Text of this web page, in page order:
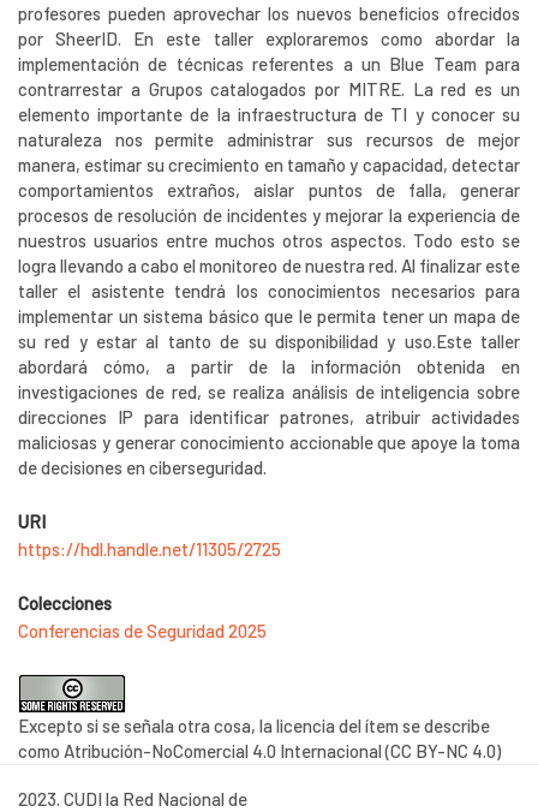
profesores pueden aprovechar los nuevos beneficios ofrecidos
por SheerID. En este taller exploraremos como abordar la
implementación de técnicas referentes a un Blue Team para
contrarrestar a Grupos catalogados por MITRE. La red es un
elemento importante de la infraestructura de TI y conocer su
naturaleza nos permite administrar sus recursos de mejor
manera, estimar su crecimiento en tamaño y capacidad, detectar
comportamientos extraños, aislar puntos de falla, generar
procesos de resolución de incidentes y mejorar la experiencia de
nuestros usuarios entre muchos otros aspectos. Todo esto se
logra llevando a cabo el monitoreo de nuestra red. Al finalizar este
taller el asistente tendrá los conocimientos necesarios para
implementar un sistema básico que le permita tener un mapa de
su red y estar al tanto de su disponibilidad y uso.Este taller
abordará cómo, a partir de la información obtenida en
investigaciones de red, se realiza análisis de inteligencia sobre
direcciones IP para identificar patrones, atribuir actividades
maliciosas y generar conocimiento accionable que apoye la toma
de decisiones en ciberseguridad.
URI
https://hdl.handle.net/11305/2725
Colecciones
Conferencias de Seguridad 2025
Excepto si se señala otra cosa, la licencia del ítem se describe
como Atribución-NoComercial 4.0 Internacional (CC BY-NC 4.0)
2023. CUDI la Red Nacional de